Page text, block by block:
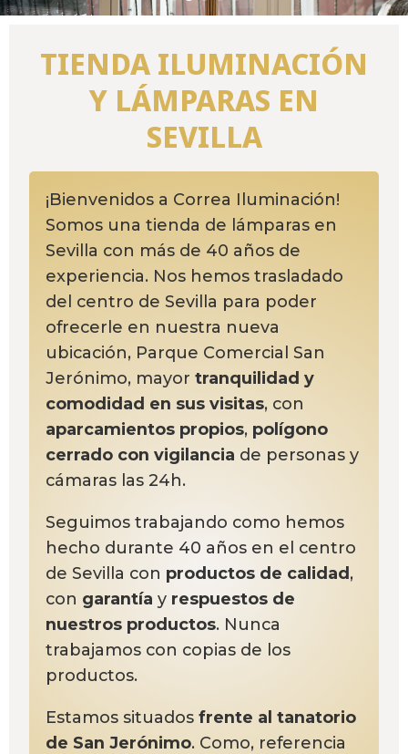
TIENDA ILUMINACIÓN
Y LÁMPARAS EN
SEVILLA
¡Bienvenidos a Correa Iluminación!
Somos una tienda de lámparas en
Sevilla con más de 40 años de
experiencia. Nos hemos trasladado
del centro de Sevilla para poder
ofrecerle en nuestra nueva
ubicación, Parque Comercial San
Jerónimo, mayortranquilidad y
comodidad en sus visitas, con
aparcamientos propios, polígono
cerrado con vigilancia de personas y
cámaras las 24h.
Seguimos trabajando como hemos
hecho durante 40 años en el centro
de Sevilla con productos de calidad ,
con garantía y respuestos de
nuestros productos. Nunca
trabajamos con copias de los
productos.
Estamos situadosfrente al tanatorio
de San Jerónimo. Como, referencia